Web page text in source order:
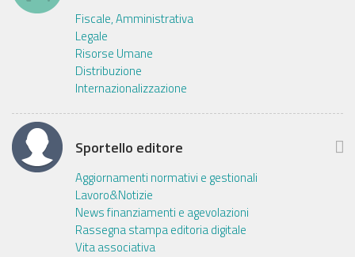
Fiscale, Amministrativa
Legale
Risorse Umane
Distribuzione
Internazionalizzazione
Sportello editore
Aggiornamenti normativi e gestionali
Lavoro&Notizie
News finanziamenti e agevolazioni
Rassegna stampa editoria digitale
Vita associativa